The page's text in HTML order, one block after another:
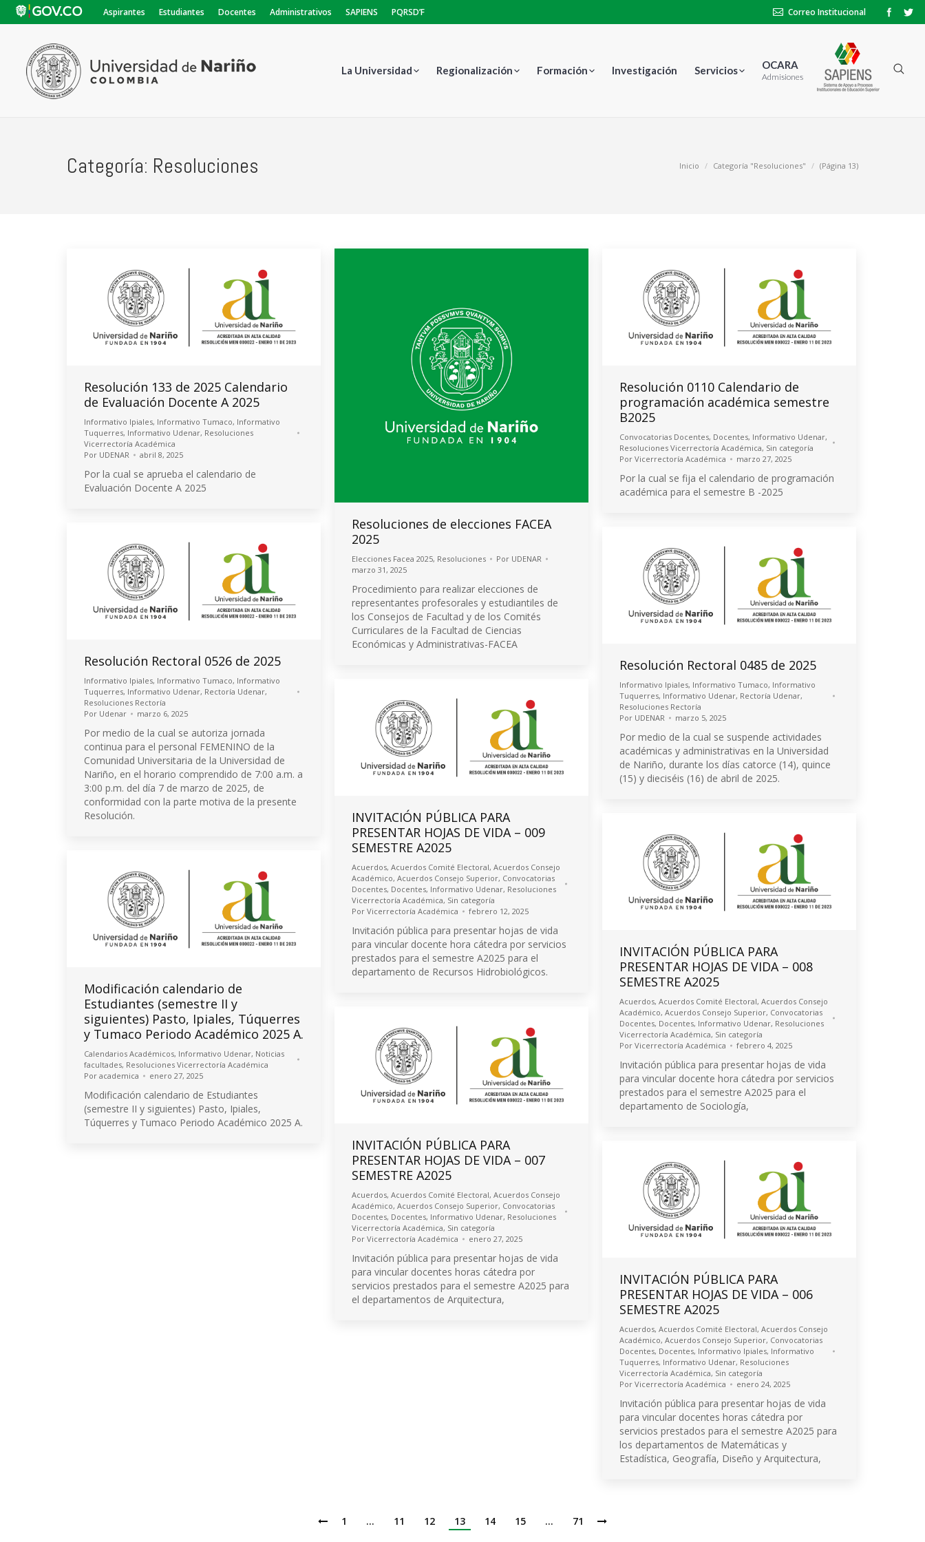
Aspirantes Estudiantes Docentes Administrativos SAPIENS PQRSD’F Correo Institucional
La Universidad Regionalización Formación Investigación Servicios OCARA
Admisiones
Categoría: Resoluciones Inicio Categoría "Resoluciones" (Página 13)
Resolución 133 de 2025 Calendario
de Evaluación Docente A 2025
Informativo Ipiales, Informativo Tumaco, Informativo
Tuquerres, Informativo Udenar, Resoluciones
Vicerrectoría Académica
Por UDENAR abril 8, 2025
Por la cual se aprueba el calendario de
Evaluación Docente A 2025
Resoluciones de elecciones FACEA
2025
Elecciones Facea 2025, Resoluciones Por UDENAR
marzo 31, 2025
Procedimiento para realizar elecciones de
representantes profesorales y estudiantiles de
los Consejos de Facultad y de los Comités
Curriculares de la Facultad de Ciencias
Económicas y Administrativas-FACEA
Resolución 0110 Calendario de
programación académica semestre
B2025
Convocatorias Docentes, Docentes, Informativo Udenar,
Resoluciones Vicerrectoría Académica, Sin categoría
Por Vicerrectoría Académica marzo 27, 2025
Por la cual se fija el calendario de programación
académica para el semestre B -2025
Resolución Rectoral 0526 de 2025
Informativo Ipiales, Informativo Tumaco, Informativo
Tuquerres, Informativo Udenar, Rectoría Udenar,
Resoluciones Rectoría
Por Udenar marzo 6, 2025
Por medio de la cual se autoriza jornada
continua para el personal FEMENINO de la
Comunidad Universitaria de la Universidad de
Nariño, en el horario comprendido de 7:00 a.m. a
3:00 p.m. del día 7 de marzo de 2025, de
conformidad con la parte motiva de la presente
Resolución.
Resolución Rectoral 0485 de 2025
Informativo Ipiales, Informativo Tumaco, Informativo
Tuquerres, Informativo Udenar, Rectoría Udenar,
Resoluciones Rectoría
Por UDENAR marzo 5, 2025
Por medio de la cual se suspende actividades
académicas y administrativas en la Universidad
de Nariño, durante los días catorce (14), quince
(15) y dieciséis (16) de abril de 2025.
INVITACIÓN PÚBLICA PARA
PRESENTAR HOJAS DE VIDA – 009
SEMESTRE A2025
Acuerdos, Acuerdos Comité Electoral, Acuerdos Consejo
Académico, Acuerdos Consejo Superior, Convocatorias
Docentes, Docentes, Informativo Udenar, Resoluciones
Vicerrectoría Académica, Sin categoría
Por Vicerrectoría Académica febrero 12, 2025
Invitación pública para presentar hojas de vida
para vincular docente hora cátedra por servicios
prestados para el semestre A2025 para el
departamento de Recursos Hidrobiológicos.
INVITACIÓN PÚBLICA PARA
PRESENTAR HOJAS DE VIDA – 008
SEMESTRE A2025
Acuerdos, Acuerdos Comité Electoral, Acuerdos Consejo
Académico, Acuerdos Consejo Superior, Convocatorias
Docentes, Docentes, Informativo Udenar, Resoluciones
Vicerrectoría Académica, Sin categoría
Por Vicerrectoría Académica febrero 4, 2025
Invitación pública para presentar hojas de vida
para vincular docente hora cátedra por servicios
prestados para el semestre A2025 para el
departamento de Sociología,
Modificación calendario de
Estudiantes (semestre II y
siguientes) Pasto, Ipiales, Túquerres
y Tumaco Periodo Académico 2025 A.
Calendarios Académicos, Informativo Udenar, Noticias
facultades, Resoluciones Vicerrectoría Académica
Por academica enero 27, 2025
Modificación calendario de Estudiantes
(semestre II y siguientes) Pasto, Ipiales,
Túquerres y Tumaco Periodo Académico 2025 A.
INVITACIÓN PÚBLICA PARA
PRESENTAR HOJAS DE VIDA – 007
SEMESTRE A2025
Acuerdos, Acuerdos Comité Electoral, Acuerdos Consejo
Académico, Acuerdos Consejo Superior, Convocatorias
Docentes, Docentes, Informativo Udenar, Resoluciones
Vicerrectoría Académica, Sin categoría
Por Vicerrectoría Académica enero 27, 2025
Invitación pública para presentar hojas de vida
para vincular docentes horas cátedra por
servicios prestados para el semestre A2025 para
el departamentos de Arquitectura,
INVITACIÓN PÚBLICA PARA
PRESENTAR HOJAS DE VIDA – 006
SEMESTRE A2025
Acuerdos, Acuerdos Comité Electoral, Acuerdos Consejo
Académico, Acuerdos Consejo Superior, Convocatorias
Docentes, Docentes, Informativo Ipiales, Informativo
Tuquerres, Informativo Udenar, Resoluciones
Vicerrectoría Académica, Sin categoría
Por Vicerrectoría Académica enero 24, 2025
Invitación pública para presentar hojas de vida
para vincular docentes horas cátedra por
servicios prestados para el semestre A2025 para
los departamentos de Matemáticas y
Estadística, Geografía, Diseño y Arquitectura,
1 … 11 12 13 14 15 … 71